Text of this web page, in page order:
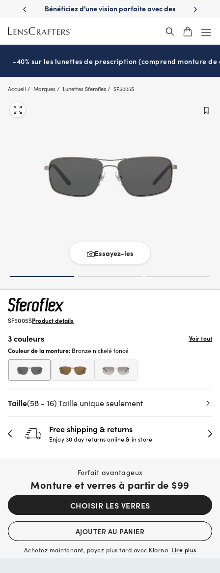
main
content
avantages
Bénéficiez d'une vision parfaite avec des
Prêt pour
-40% sur les lunettes de prescription (comprend monture de
Accueil Marques Lunettes Sferoflex SF5005S
Essayez-les
SF5005SProduct details
3 couleurs
Voir tout
Couleur de la monture: Bronze nickelé foncé
Taille(58 - 16) Taille unique seulement
Free shipping & returns
Enjoy 30 day returns online & in store
Forfait avantageux
Monture et verres à partir de $99
CHOISIR LES VERRES
AJOUTER AU PANIER
Achetez maintenant, payez plus tard avec Klarna Lire plus